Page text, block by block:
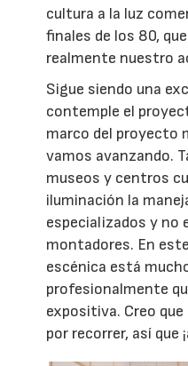
cultura a la luz
finales de los 80,
realmente nuestro
Sigue siendo una
contemple el
marco del proyecto
vamos avanzando.
museos y centros
iluminación la
especializados y no
montadores. En
escénica está
profesionalmente
expositiva. Creo
por recorrer, así que